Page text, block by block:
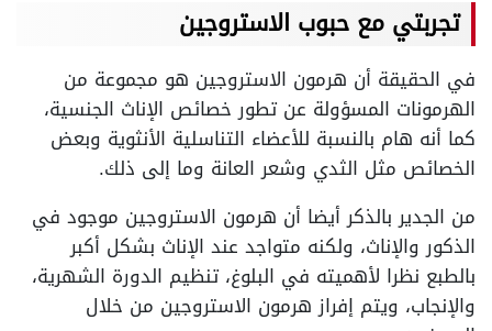
تجربتي مع حبوب الاستروجين
في الحقيقة أن هرمون الاستروجين هو مجموعة من
الهرمونات المسؤولة عن تطور خصائص الإناث الجنسية،
كما أنه هام بالنسبة للأعضاء التناسلية الأنثوية وبعض
الخصائص مثل الثدي وشعر العانة وما إلى ذلك.
من الجدير بالذكر أيضا أن هرمون الاستروجين موجود في
الذكور والإناث، ولكنه متواجد عند الإناث بشكل أكبر
بالطبع نظرا لأهميته في البلوغ، تنظيم الدورة الشهرية،
والإنجاب، ويتم إفراز هرمون الاستروجين من خلال